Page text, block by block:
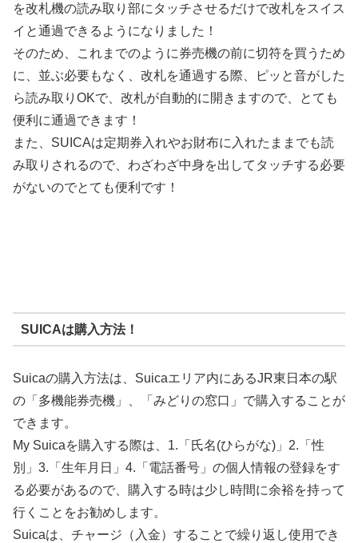
を改札機の読み取り部にタッチさせるだけで改札をスイス
イと通過できるようになりました！
そのため、これまでのように券売機の前に切符を買うため
に、並ぶ必要もなく、改札を通過する際、ピッと音がした
ら読み取りOKで、改札が自動的に開きますので、とても
便利に通過できます！
また、SUICAは定期券入れやお財布に入れたままでも読
み取りされるので、わざわざ中身を出してタッチする必要
がないのでとても便利です！
SUICAは購入方法！
Suicaの購入方法は、Suicaエリア内にあるJR東日本の駅
の「多機能券売機」、「みどりの窓口」で購入することが
できます。
My Suicaを購入する際は、1.「氏名(ひらがな)」2.「性
別」3.「生年月日」4.「電話番号」の個人情報の登録をす
る必要があるので、購入する時は少し時間に余裕を持って
行くことをお勧めします。
Suicaは、チャージ（入金）することで繰り返し使用でき